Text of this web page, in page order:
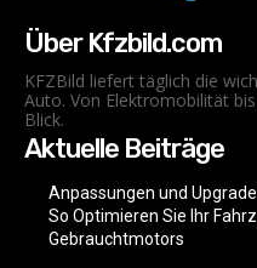
Über Kfzbild.com
KFZBild liefert täglich die
Auto. Von Elektromobilität
Blick.
Aktuelle Beiträge
Anpassungen und
So Optimieren Sie Ihr
Gebrauchtmotors